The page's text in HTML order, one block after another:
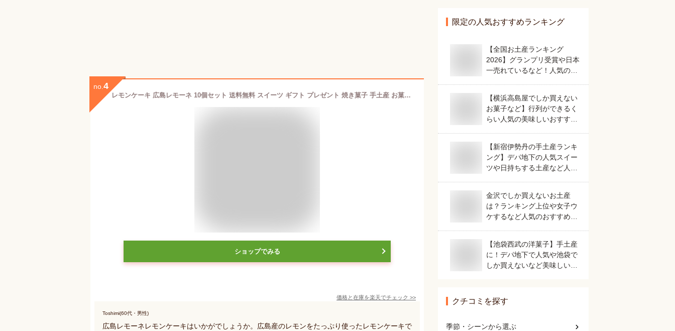
no. 4
レモンケーキ 広島レモーネ 10個セット 送料無料 スイーツ ギフト プレゼント 焼き菓子 手土産 お菓子 広島県産 レモン のし 出産 結婚 内祝い お祝い お返し お礼 誕生日 メッセージカード対応 父の日 お中元 カトルフィユ 広島
ショップでみる
価格と在庫を楽天でチェック >>
Toshimi(60代・男性)
広島レモーネレモンケーキはいかがでしょうか。広島産のレモンをたっぷり使ったレモンケーキで
限定の人気おすすめランキング
【全国お土産ランキング
2026】グランプリ受賞や日本
一売れているなど！人気のご
【横浜高島屋でしか買えない
お菓子など】行列ができるく
らい人気の美味しいおすすめ
【新宿伊勢丹の手土産ランキ
ング】デパ地下の人気スイー
ツや日持ちする土産など人気
金沢でしか買えないお土産
は？ランキング上位や女子ウ
ケするなど人気のおすすめを
【池袋西武の洋菓子】手土産
に！デパ地下で人気や池袋で
しか買えないなど美味しいお
クチコミを探す
季節・シーンから選ぶ